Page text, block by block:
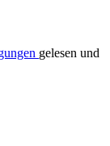
gelesen und